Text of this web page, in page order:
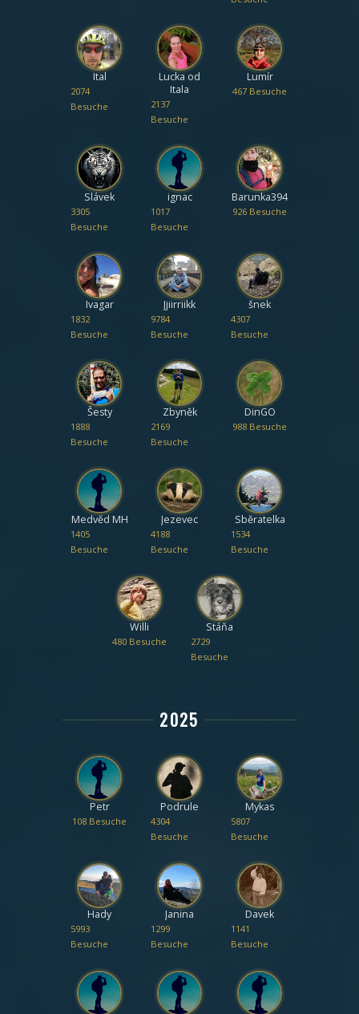
Ital
2074
Besuche
Lucka od
Itala
2137
Besuche
Lumír
467 Besuche
Slávek
3305
Besuche
ignac
1017
Besuche
Barunka394
926 Besuche
Ivagar
1832
Besuche
Jjiirriikk
9784
Besuche
šnek
4307
Besuche
Šesty
1888
Besuche
Zbyněk
2169
Besuche
DinGO
988 Besuche
Medvěd MH
1405
Besuche
Jezevec
4188
Besuche
Sběratelka
1534
Besuche
Willi
480 Besuche
Stáňa
2729
Besuche
2025
Petr
108 Besuche
Podrule
4304
Besuche
Mykas
5807
Besuche
Hady
5993
Besuche
Janina
1299
Besuche
Davek
1141
Besuche